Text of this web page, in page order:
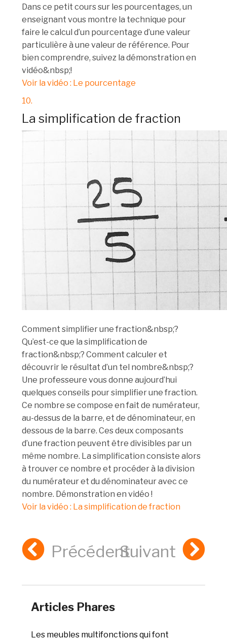
Dans ce petit cours sur les pourcentages, un
enseignant vous montre la technique pour
faire le calcul d’un pourcentage d’une valeur
particulière à une valeur de référence. Pour
bien comprendre, suivez la démonstration en
vidéo&nbsp;!
Voir la vidéo : Le pourcentage
10.
La simplification de fraction
Comment simplifier une fraction&nbsp;?
Qu’est-ce que la simplification de
fraction&nbsp;? Comment calculer et
découvrir le résultat d’un tel nombre&nbsp;?
Une professeure vous donne aujourd’hui
quelques conseils pour simplifier une fraction.
Ce nombre se compose en fait de numérateur,
au-dessus de la barre, et de dénominateur, en
dessous de la barre. Ces deux composants
d’une fraction peuvent être divisibles par un
même nombre. La simplification consiste alors
à trouver ce nombre et procéder à la division
du numérateur et du dénominateur avec ce
nombre. Démonstration en vidéo !
Voir la vidéo : La simplification de fraction
PrécédentSuivant
Articles Phares
Les meubles multifonctions qui font